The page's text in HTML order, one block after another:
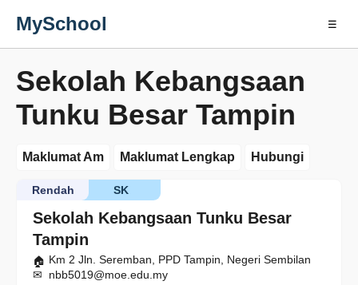
MySchool ☰
Sekolah Kebangsaan
Tunku Besar Tampin
Maklumat Am Maklumat Lengkap Hubungi
Sekolah Kebangsaan Tunku Besar
Tampin
SK
Rendah
Km 2 Jln. Seremban, PPD Tampin, Negeri Sembilan
nbb5019@moe.edu.my